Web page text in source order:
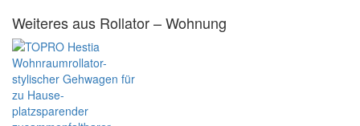
Weiteres aus Rollator – Wohnung